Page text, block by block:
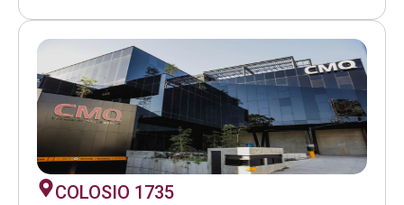
COLOSIO 1735